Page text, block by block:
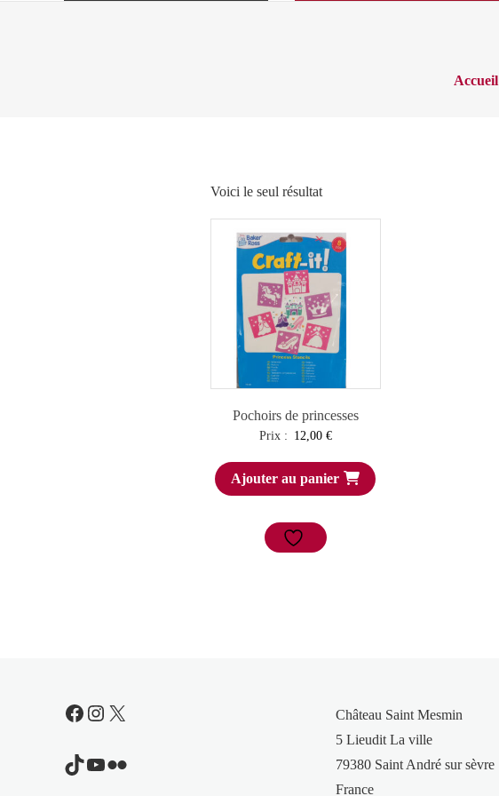
Accueil
Voici le seul résultat
Pochoirs de princesses
Prix : 12,00 €
Ajouter au panier
Facebook
Instagram
X
TikTok
YouTube
Flickr
Château Saint Mesmin
5 Lieudit La ville
79380 Saint André sur sèvre
France